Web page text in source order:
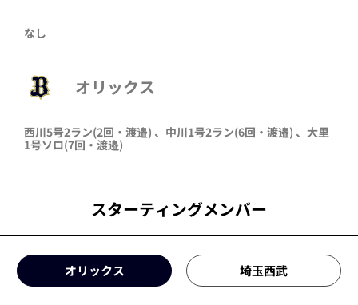
なし
オリックス
西川5号2ラン(2回・ 渡邉) 、 中川1号2ラン(6回・ 渡邉) 、 大里
1号ソロ(7回・渡邉)
スターティングメンバー
オリックス 埼玉西武